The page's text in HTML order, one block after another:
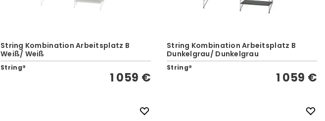
String Kombination Arbeitsplatz B
Weiß/ Weiß
String®
1 059 €
String Kombination Arbeitsplatz B
Dunkelgrau/ Dunkelgrau
String®
1 059 €